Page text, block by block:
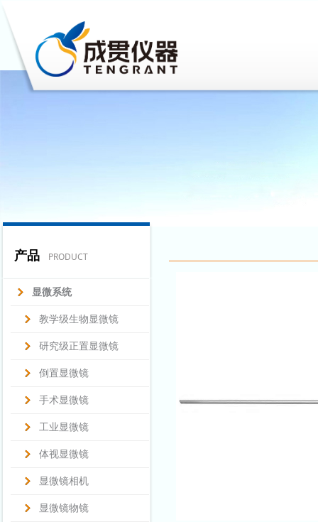
产品 PRODUCT
显微系统
教学级生物显微镜
研究级正置显微镜
倒置显微镜
手术显微镜
工业显微镜
体视显微镜
显微镜相机
显微镜物镜